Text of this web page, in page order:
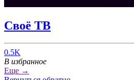
Своë ТВ
0.5K
В избранное
Еще →